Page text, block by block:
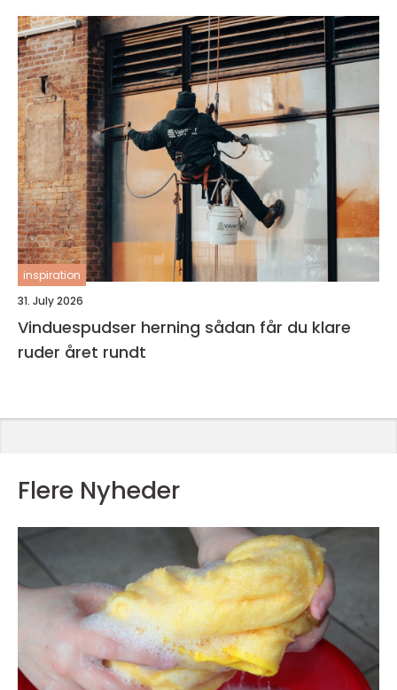
inspiration
31. July 2026
Vinduespudser herning sådan får du klare
ruder året rundt
Flere Nyheder